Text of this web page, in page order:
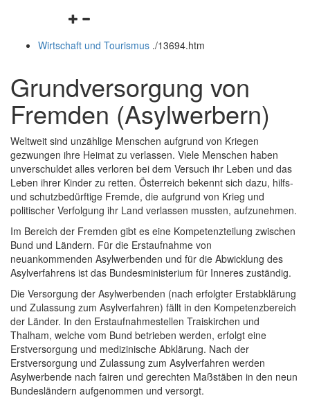
Navigationsmenü
und
Wirtschaft und Tourismus ./13694.htm
Grundversorgung von
Fremden (Asylwerbern)
Weltweit sind unzählige Menschen aufgrund von Kriegen
gezwungen ihre Heimat zu verlassen. Viele Menschen haben
unverschuldet alles verloren bei dem Versuch ihr Leben und das
Leben ihrer Kinder zu retten. Österreich bekennt sich dazu, hilfs-
und schutzbedürftige Fremde, die aufgrund von Krieg und
politischer Verfolgung ihr Land verlassen mussten, aufzunehmen.
Im Bereich der Fremden gibt es eine Kompetenzteilung zwischen
Bund und Ländern. Für die Erstaufnahme von
neuankommenden Asylwerbenden und für die Abwicklung des
Asylverfahrens ist das Bundesministerium für Inneres zuständig.
Die Versorgung der Asylwerbenden (nach erfolgter Erstabklärung
und Zulassung zum Asylverfahren) fällt in den Kompetenzbereich
der Länder. In den Erstaufnahmestellen Traiskirchen und
Thalham, welche vom Bund betrieben werden, erfolgt eine
Erstversorgung und medizinische Abklärung. Nach der
Erstversorgung und Zulassung zum Asylverfahren werden
Asylwerbende nach fairen und gerechten Maßstäben in den neun
Bundesländern aufgenommen und versorgt.